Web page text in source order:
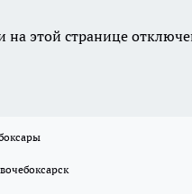
на этой странице